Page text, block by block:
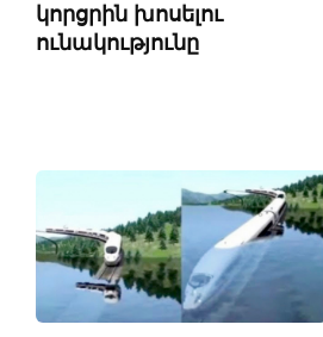
կորցրին խոսելու
ունակությունը